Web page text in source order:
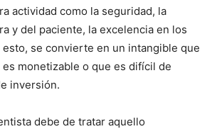
actividad como la seguridad, la
y del paciente, la excelencia en los
se convierte en un intangible que
es monetizable o que es difícil de
inversión.
debe de tratar aquello